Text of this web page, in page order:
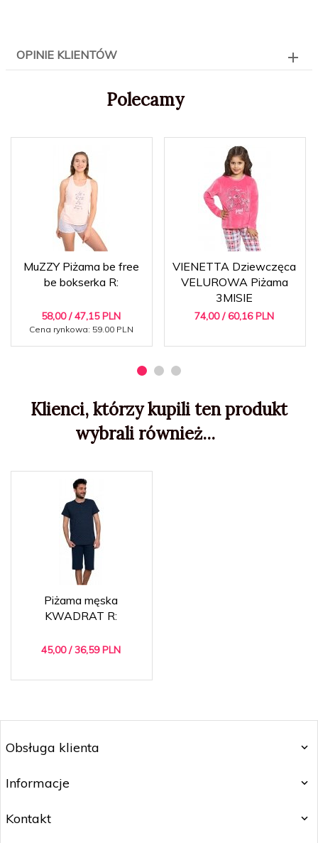
OPINIE KLIENTÓW
Polecamy
MuZZY Piżama be free
be bokserka R:
58,00 / 47,15 PLN
Cena rynkowa: 59.00 PLN
VIENETTA Dziewczęca
VELUROWA Piżama
3MISIE
74,00 / 60,16 PLN
Klienci, którzy kupili ten produkt
wybrali również...
Piżama męska
KWADRAT R:
45,00 / 36,59 PLN
Obsługa klienta
Informacje
Kontakt